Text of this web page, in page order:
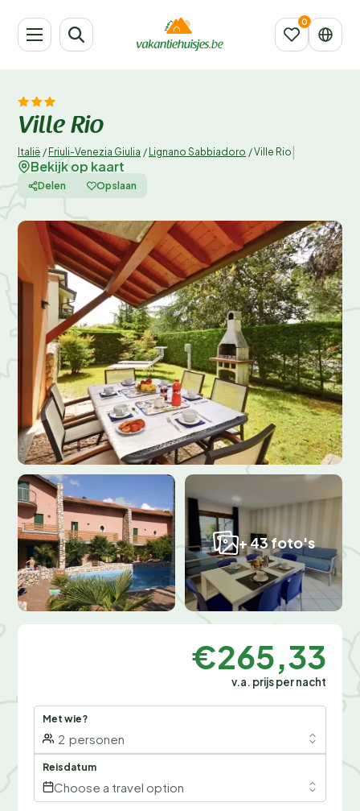
Ville Rio
Italië / Friuli-Venezia Giulia / Lignano Sabbiadoro /Ville Rio
Bekijk op kaart
Delen Opslaan
+ 43 foto's
€265,33
v.a. prijs per nacht
Met wie?
2 personen
Reisdatum
Choose a travel option